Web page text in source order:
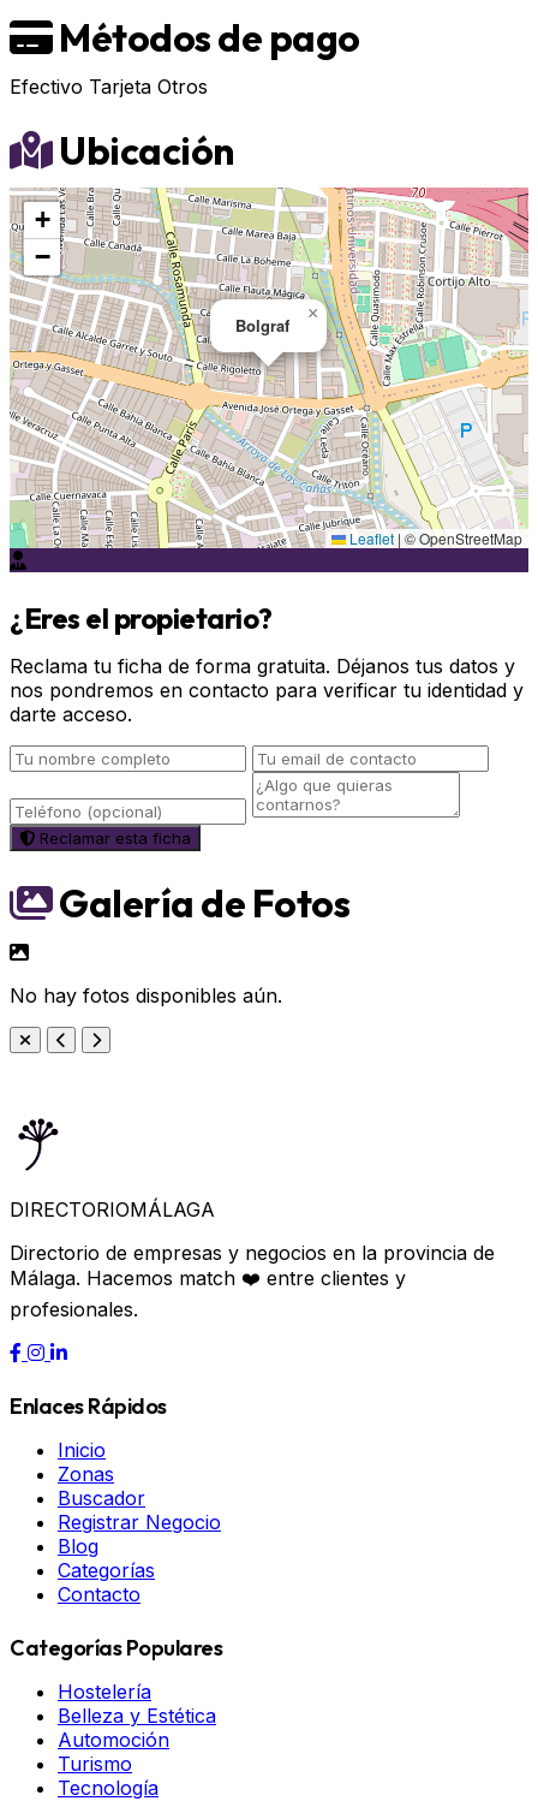
Métodos de pago
Efectivo Tarjeta Otros
Ubicación
Bolgraf
×
+
−
Leaflet | © OpenStreetMap
¿Eres el propietario?
Reclama tu ficha de forma gratuita. Déjanos tus datos y
nos pondremos en contacto para verificar tu identidad y
darte acceso.
Reclamar esta ficha
Galería de Fotos
No hay fotos disponibles aún.
DIRECTORIOMÁLAGA
Directorio de empresas y negocios en la provincia de
Málaga. Hacemos match ❤️ entre clientes y
profesionales.
Enlaces Rápidos
Inicio
Zonas
Buscador
Registrar Negocio
Blog
Categorías
Contacto
Categorías Populares
Hostelería
Belleza y Estética
Automoción
Turismo
Tecnología